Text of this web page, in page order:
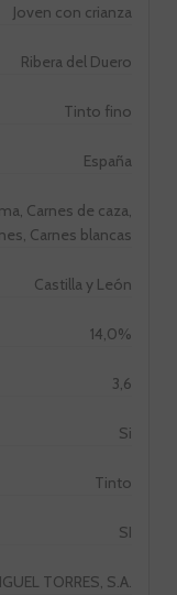
Joven con crianza
Ribera del Duero
Tinto fino
España
Carnes de caza,
Carnes blancas
Castilla y León
14,0%
3,6
Si
Tinto
SI
TORRES, S.A.